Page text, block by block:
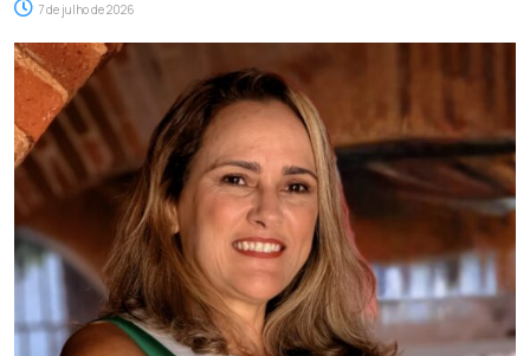
7 de julho de 2026